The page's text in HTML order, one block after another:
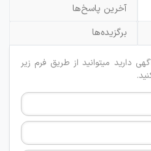
آخرین پاسخ‌ها
برگزیده‌ها
دارید میتوانید از طریق فرم زیر